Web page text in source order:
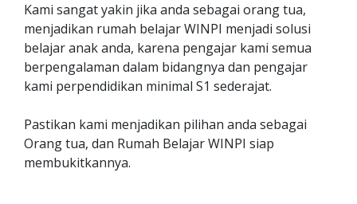
Kami sangat yakin jika anda sebagai orang tua,
menjadikan rumah belajar WINPI menjadi solusi
belajar anak anda, karena pengajar kami semua
berpengalaman dalam bidangnya dan pengajar
kami perpendidikan minimal S1 sederajat.
Pastikan kami menjadikan pilihan anda sebagai
Orang tua, dan Rumah Belajar WINPI siap
membukitkannya.